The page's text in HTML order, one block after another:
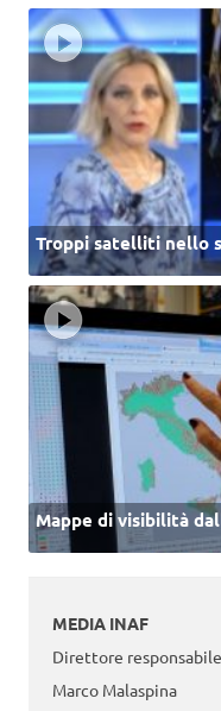
Troppi satelliti nello
Mappe di visibilità
MEDIA INAF
Direttore
Marco Malaspina